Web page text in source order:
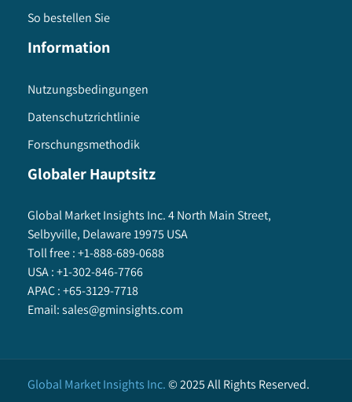
So bestellen Sie
Information
Nutzungsbedingungen
Datenschutzrichtlinie
Forschungsmethodik
Globaler Hauptsitz
Global Market Insights Inc. 4 North Main Street,
Selbyville, Delaware 19975 USA
Toll free :+1-888-689-0688
USA :+1-302-846-7766
APAC :+65-3129-7718
Email:sales@gminsights.com
Global Market Insights Inc.©2025All Rights Reserved.